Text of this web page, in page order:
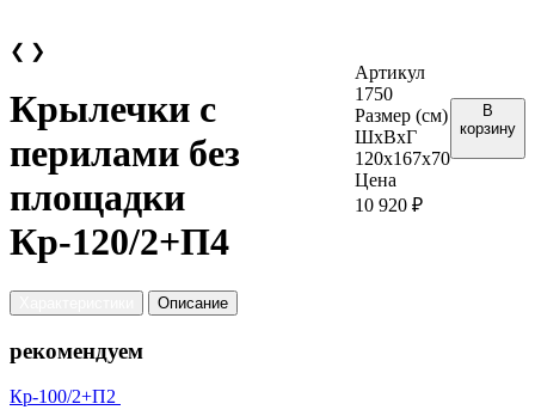
❮ ❯
Крылечки с
перилами без
площадки
Кр-120/2+П4
Артикул
1750
Размер (см)
ШхВхГ
120х167х70
Цена
10 920 ₽
В
корзину
Описание
рекомендуем
Кр-100/2+П2